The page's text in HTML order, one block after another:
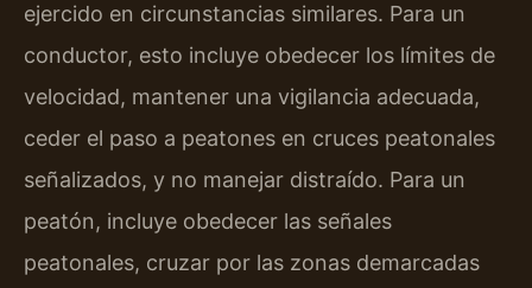
ejercido en circunstancias similares. Para un
conductor, esto incluye obedecer los límites de
velocidad, mantener una vigilancia adecuada,
ceder el paso a peatones en cruces peatonales
señalizados, y no manejar distraído. Para un
peatón, incluye obedecer las señales
peatonales, cruzar por las zonas demarcadas